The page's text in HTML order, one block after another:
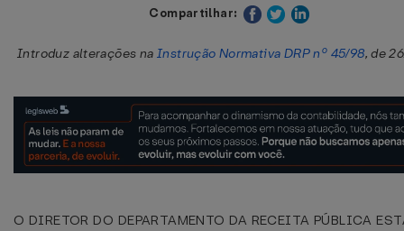
Compartilhar:
Introduz alterações naInstrução Normativa DRP nº 45/98, de
O DIRETOR DO DEPARTAMENTO DA RECEITA PÚBLICA